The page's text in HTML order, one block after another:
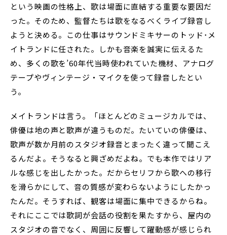
という映画の性格上、歌は場面に直結する重要な要因だ
った。そのため、監督たちは歌をなるべくライブ録音し
ようと決める。この仕事はサウンドミキサーのトッド･メ
イトランドに任された。しかも音楽を誠実に伝えるた
め、多くの歌を’60年代当時使われていた機材、アナログ
テープやヴィンテージ・マイクを使って録音したとい
う。
メイトランドは言う。「ほとんどのミュージカルでは、
俳優は地の声と歌声が違うものだ。たいていの俳優は、
歌声が数か月前のスタジオ録音とまったく違って聞こえ
るんだよ。そうなると興ざめだよね。でも本作ではリア
ルな感じを出したかった。だからセリフから歌への移行
を滑らかにして、音の質感が変わらないようにしたかっ
たんだ。そうすれば、観客は場面に集中できるからね。
それにここでは歌詞が会話の役割を果たすから、屋内の
スタジオの音でなく、周囲に反響して躍動感が感じられ